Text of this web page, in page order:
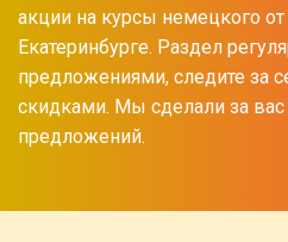
акции на курсы немецкого
Екатеринбурге. Раздел
предложениями, следите за
скидками. Мы сделали за
предложений.